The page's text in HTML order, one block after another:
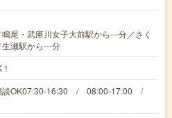
尾・武庫川女子大前駅から---分／さく
瀬駅から---分
談OK07:30-16:30 / 08:00-17:00 /